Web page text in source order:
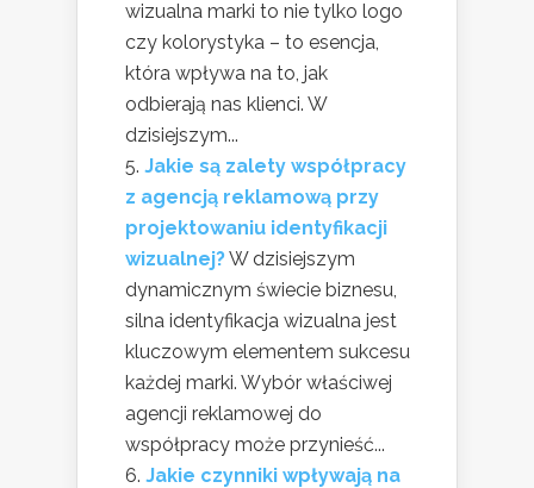
wizualna marki to nie tylko logo
czy kolorystyka – to esencja,
która wpływa na to, jak
odbierają nas klienci. W
dzisiejszym...
Jakie są zalety współpracy
z agencją reklamową przy
projektowaniu identyfikacji
wizualnej?W dzisiejszym
dynamicznym świecie biznesu,
silna identyfikacja wizualna jest
kluczowym elementem sukcesu
każdej marki. Wybór właściwej
agencji reklamowej do
współpracy może przynieść...
Jakie czynniki wpływają na